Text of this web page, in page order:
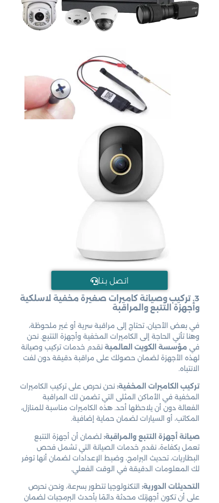
اتـصل بـنـا
3. تركيب وصيانة كاميرات صغيرة مخفية لاسلكية
وأجهزة التتبع والمراقبة
في بعض الأحيان، تحتاج إلى مراقبة سرية أو غير ملحوظة،
وهنا تأتي الحاجة إلى الكاميرات المخفية وأجهزة التتبع. نحن
في مؤسسة الكويت العالمية نقدم خدمات تركيب وصيانة
لهذه الأجهزة لضمان حصولك على مراقبة دقيقة دون لفت
الانتباه.
تركيب الكاميرات المخفية: نحن نحرص على تركيب الكاميرات
المخفية في الأماكن المثلى التي تضمن لك المراقبة
الفعالة دون أن يلاحظها أحد. هذه الكاميرات مناسبة للمنازل،
المكاتب، أو السيارات لضمان حماية إضافية.
صيانة أجهزة التتبع والمراقبة: لضمان أن أجهزة التتبع
تعمل بكفاءة، نقدم خدمات الصيانة التي تشمل فحص
البطاريات، تحديث البرامج، وضبط الإعدادات لضمان أنها توفر
لك المعلومات الدقيقة في الوقت الفعلي.
التحديثات الدورية: التكنولوجيا تتطور بسرعة، ونحن نحرص
على أن تكون أجهزتك محدثة دائمًا بأحدث البرمجيات لضمان